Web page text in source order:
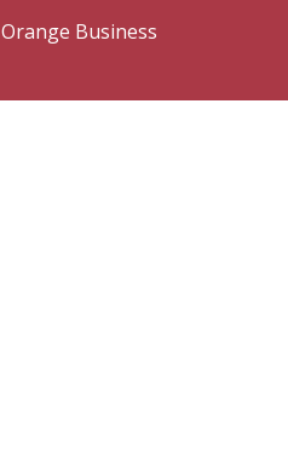
Orange Business